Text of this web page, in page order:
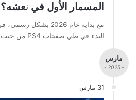
المسمار الأول في نعشه؟
مع بداية عام 2026
البدء في طي صفحات PS4 من حيث أهم الميزات المقدمة…
مارس
- 2025 -
31 مارس